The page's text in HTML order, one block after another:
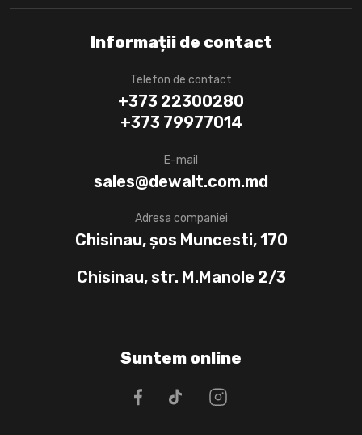
Informații de contact
Telefon de contact
+373 22300280
+373 79977014
E-mail
sales@dewalt.com.md
Adresa companiei
Chisinau, șos Muncesti, 170
Chisinau, str. M.Manole 2/3
Suntem online